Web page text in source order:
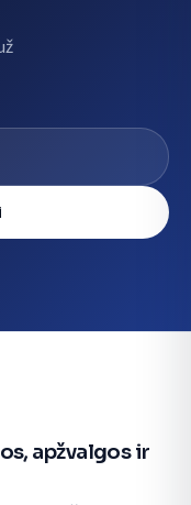
apžvalgos ir